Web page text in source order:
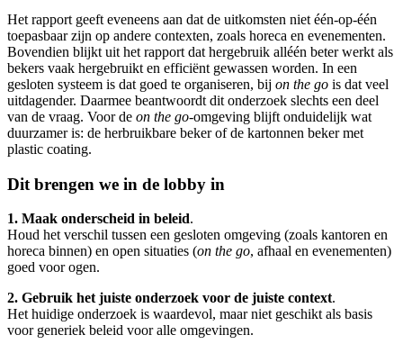
Het rapport geeft eveneens aan dat de uitkomsten niet één-op-één
toepasbaar zijn op andere contexten, zoals horeca en evenementen.
Bovendien blijkt uit het rapport dat hergebruik alléén beter werkt als
bekers vaak hergebruikt en efficiënt gewassen worden. In een
gesloten systeem is dat goed te organiseren, bij on the go is dat veel
uitdagender. Daarmee beantwoordt dit onderzoek slechts een deel
van de vraag. Voor de on the go-omgeving blijft onduidelijk wat
duurzamer is: de herbruikbare beker of de kartonnen beker met
plastic coating.
Dit brengen we in de lobby in
1. Maak onderscheid in beleid.
Houd het verschil tussen een gesloten omgeving (zoals kantoren en
horeca binnen) en open situaties (on the go, afhaal en evenementen)
goed voor ogen.
2. Gebruik het juiste onderzoek voor de juiste context.
Het huidige onderzoek is waardevol, maar niet geschikt als basis
voor generiek beleid voor alle omgevingen.